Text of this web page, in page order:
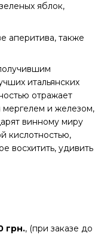
яблок,
аперитива, также
итальянских
отражает
мергелем и железом,
винному миру
кислотностью,
восхитить, удивить
грн., (при заказе до